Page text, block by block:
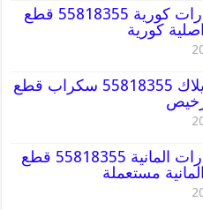
قطع غيار سيارات كورية 55818355 قطع
كورية
قطع غيار كاديلاك 55818355 سكراب قطع
رخيص
قطع غيار سيارات المانية 55818355 قطع
مستعملة